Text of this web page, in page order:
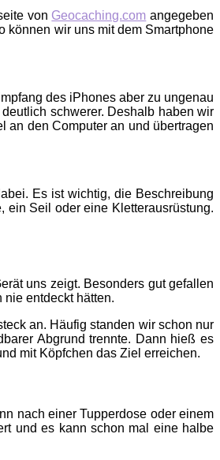
von Geocaching.com angegeben
können wir uns mit dem Smartphone
des iPhones aber zu ungenau
schwerer. Deshalb haben wir
an den Computer an und übertragen
Es ist wichtig, die Beschreibung
ein Seil oder eine Kletterausrüstung.
uns zeigt. Besonders gut gefallen
entdeckt hätten.
an. Häufig standen wir schon nur
Abgrund trennte. Dann hieß es
mit Köpfchen das Ziel erreichen.
nach einer Tupperdose oder einem
und es kann schon mal eine halbe